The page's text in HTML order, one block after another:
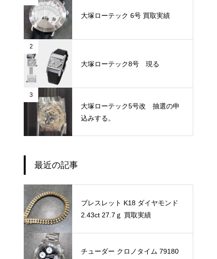
大塚ローテック 6号 買取実績
2
大塚ローテック8号 現る
3
大塚ローテック5号改 抽選の申
込みする。
最近の記事
ブレスレット K18 ダイヤモンド
2.43ct 27.7ｇ 買取実績
チューダー クロノタイム 79180